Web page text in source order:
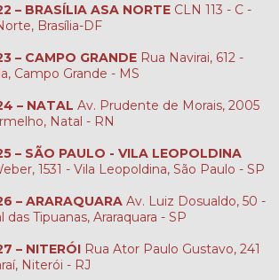
– BRASÍLIA ASA NORTE CLN 113 - C -
Brasília-DF
– CAMPO GRANDE Rua Navirai, 612 -
Campo Grande - MS
– NATAL Av. Prudente de Morais, 2005
Natal - RN
– SÃO PAULO - VILA LEOPOLDINA
1531 - Vila Leopoldina, São Paulo - SP
– ARARAQUARA Av. Luiz Dosualdo, 50 -
das Tipuanas, Araraquara - SP
– NITERÓI Rua Ator Paulo Gustavo, 241
Niterói - RJ